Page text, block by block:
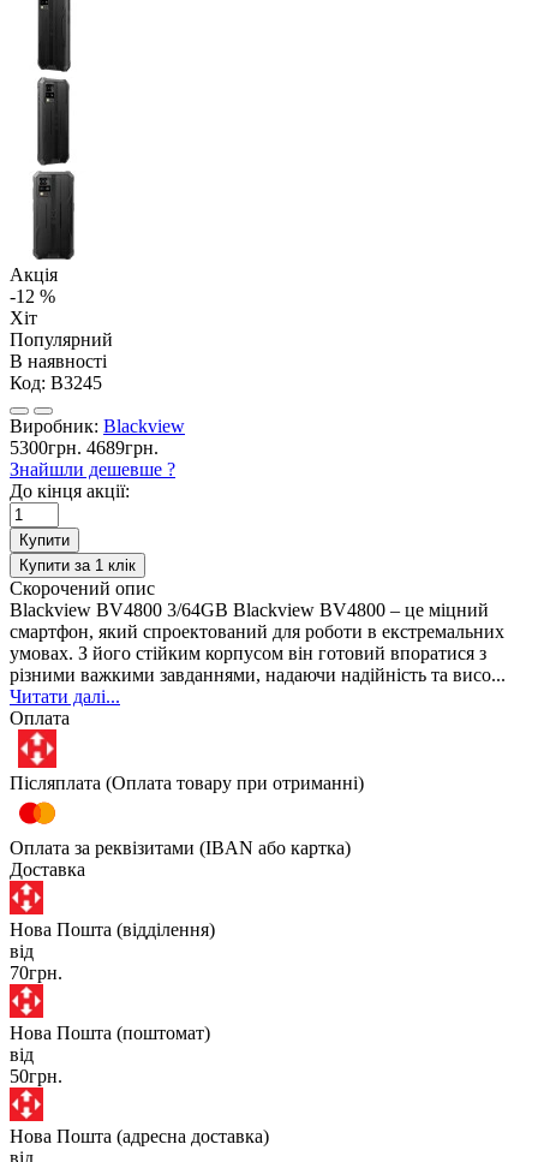
Акція
-12 %
Хіт
Популярний
В наявності
Код: B3245
Виробник: Blackview
5300грн. 4689грн.
Знайшли дешевше ?
До кінця акції:
Купити
Купити за 1 клiк
Скорочений опис
Blackview BV4800 3/64GB Blackview BV4800 – це міцний
смартфон, який спроектований для роботи в екстремальних
умовах. З його стійким корпусом він готовий впоратися з
різними важкими завданнями, надаючи надійність та висо...
Читати далі...
Оплата
Післяплата (Оплата товару при отриманні)
Оплата за реквізитами (IBAN або картка)
Доставка
Нова Пошта (відділення)
від
70грн.
Нова Пошта (поштомат)
від
50грн.
Нова Пошта (адресна доставка)
від